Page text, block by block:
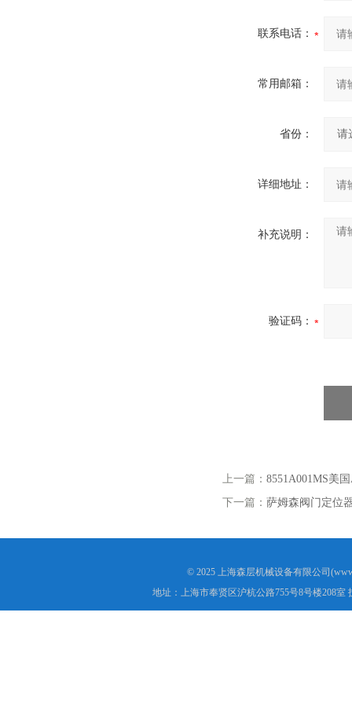
联系电话：
常用邮箱：
省份：
详细地址：
补充说明：
验证码：
上一篇： 8551A001MS美
下一篇： 萨姆森阀门定位
© 2025 上海森层机械设备有限公司
地址：上海市奉贤区沪杭公路755号8号楼208室